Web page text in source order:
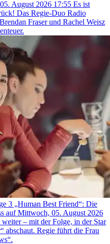
August 2026 17:55 Es ist
Das Regie-Duo Radio
Fraser und Rachel Weisz
3 „Human Best Friend“: Die
aufMittwoch, 05. August 2026
– mit der Folge, in der Star
abschaut. Regie führt die Frau